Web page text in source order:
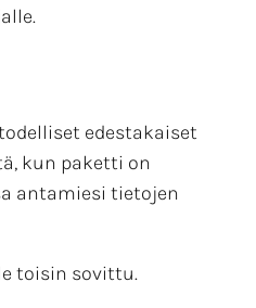
edestakaiset
kun paketti on
antamiesi tietojen
toisin sovittu.